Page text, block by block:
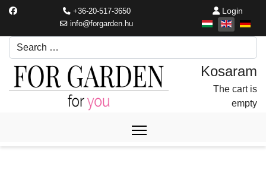
+36-20-517-3650
info@forgarden.hu
Login
Search
Írjon be egy keresési kifejezést.
The cart is
empty